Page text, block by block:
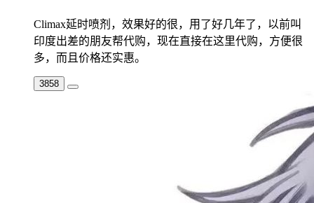
Climax延时喷剂，效果好的很，用了好几年了，以前叫
印度出差的朋友帮代购，现在直接在这里代购，方便很
多，而且价格还实惠。
3858